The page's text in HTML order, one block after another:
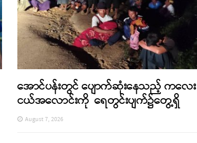
အောင်ပန်းတွင် ပျောက်ဆုံးနေသည့် ကလေး
ငယ်အလောင်းကို ရေတွင်းပျက်၌တွေ့ရှိ
August 7, 2026